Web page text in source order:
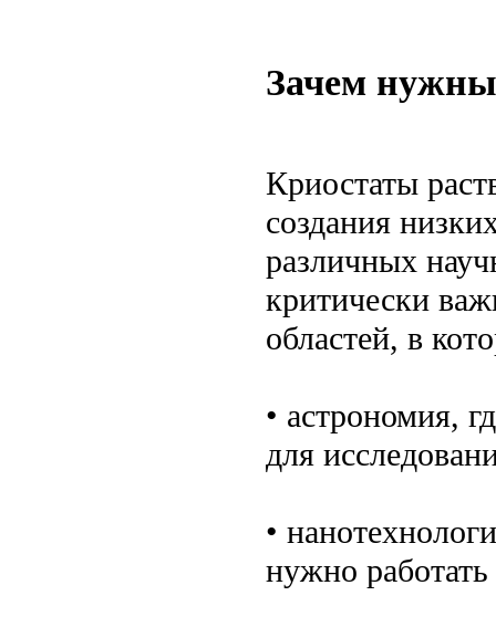
Зачем
Криостаты
создания
различных
критически
областей, в
• астрономия,
для
•
нужно